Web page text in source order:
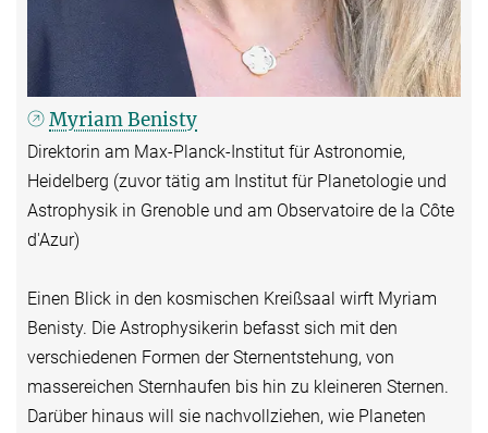
Myriam Benisty
Direktorin am Max-Planck-Institut für Astronomie,
Heidelberg (zuvor tätig am Institut für Planetologie und
Astrophysik in Grenoble und am Observatoire de la Côte
d'Azur)
Einen Blick in den kosmischen Kreißsaal wirft Myriam
Benisty. Die Astrophysikerin befasst sich mit den
verschiedenen Formen der Sternentstehung, von
massereichen Sternhaufen bis hin zu kleineren Sternen.
Darüber hinaus will sie nachvollziehen, wie Planeten